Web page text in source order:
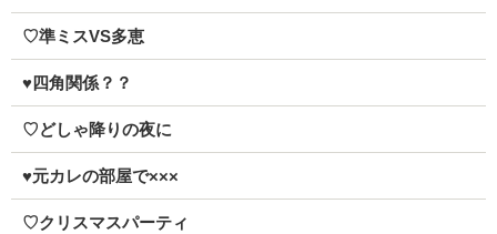
♡準ミスVS多恵
♥四角関係？？
♡どしゃ降りの夜に
♥元カレの部屋で×××
♡クリスマスパーティ